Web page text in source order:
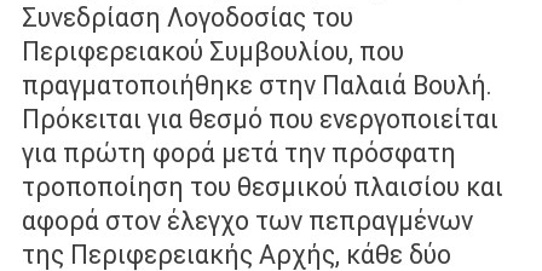
Συνεδρίαση Λογοδοσίας του
Περιφερειακού Συμβουλίου, που
πραγματοποιήθηκε στην Παλαιά Βουλή.
Πρόκειται για θεσμό που ενεργοποιείται
για πρώτη φορά μετά την πρόσφατη
τροποποίηση του θεσμικού πλαισίου και
αφορά στον έλεγχο των πεπραγμένων
της Περιφερειακής Αρχής, κάθε δύο